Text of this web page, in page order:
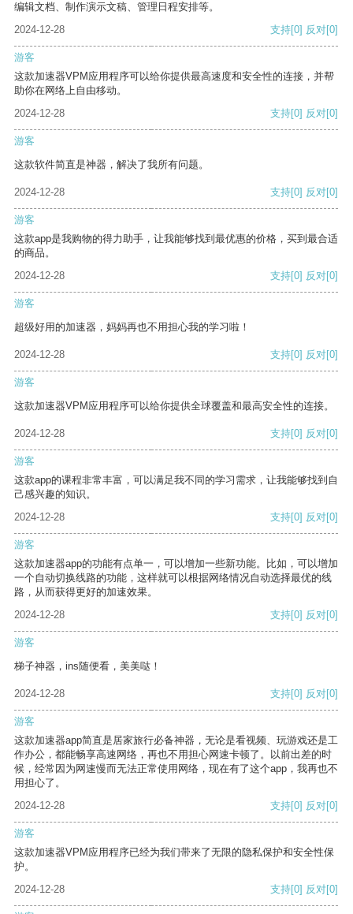
编辑文档、制作演示文稿、管理日程安排等。
2024-12-28
支持[0] 反对[0]
游客
这款加速器VPM应用程序可以给你提供最高速度和安全性的连接，并帮
助你在网络上自由移动。
2024-12-28
支持[0] 反对[0]
游客
这款软件简直是神器，解决了我所有问题。
2024-12-28 支持[0] 反对[0]
游客
这款app是我购物的得力助手，让我能够找到最优惠的价格，买到最合适
的商品。
2024-12-28
支持[0] 反对[0]
游客
超级好用的加速器，妈妈再也不用担心我的学习啦！
2024-12-28 支持[0] 反对[0]
游客
这款加速器VPM应用程序可以给你提供全球覆盖和最高安全性的连接。
2024-12-28 支持[0] 反对[0]
游客
这款app的课程非常丰富，可以满足我不同的学习需求，让我能够找到自
己感兴趣的知识。
2024-12-28
支持[0] 反对[0]
游客
这款加速器app的功能有点单一，可以增加一些新功能。比如，可以增加
一个自动切换线路的功能，这样就可以根据网络情况自动选择最优的线
路，从而获得更好的加速效果。
2024-12-28
支持[0] 反对[0]
游客
梯子神器，ins随便看，美美哒！
2024-12-28 支持[0] 反对[0]
游客
这款加速器app简直是居家旅行必备神器，无论是看视频、玩游戏还是工
作办公，都能畅享高速网络，再也不用担心网速卡顿了。以前出差的时
候，经常因为网速慢而无法正常使用网络，现在有了这个app，我再也不
用担心了。
2024-12-28
支持[0] 反对[0]
游客
这款加速器VPM应用程序已经为我们带来了无限的隐私保护和安全性保
护。
2024-12-28
支持[0] 反对[0]